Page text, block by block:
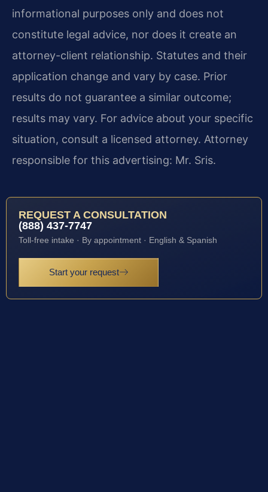
informational purposes only and does not
constitute legal advice, nor does it create an
attorney-client relationship. Statutes and their
application change and vary by case. Prior
results do not guarantee a similar outcome;
results may vary. For advice about your specific
situation, consult a licensed attorney. Attorney
responsible for this advertising: Mr. Sris.
REQUEST A CONSULTATION
(888) 437-7747
Toll-free intake · By appointment · English & Spanish
Start your request